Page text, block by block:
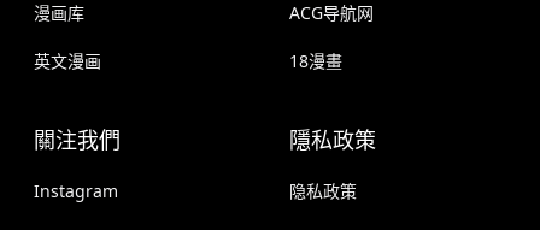
漫画库
英文漫画
ACG导航网
18漫畫
關注我們
Instagram
隱私政策
隐私政策